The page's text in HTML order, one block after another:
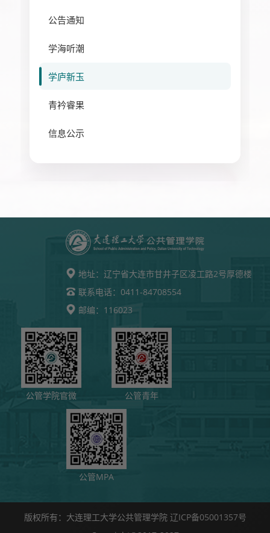
公告通知
学海听潮
学庐新玉
青衿睿果
信息公示
地址： 辽宁省大连市甘井子区凌工路2号厚德楼
联系电话： 0411-84708554
邮编： 116023
公管学院官微 公管青年
公管MPA
版权所有：大连理工大学公共管理学院 辽ICP备05001357号